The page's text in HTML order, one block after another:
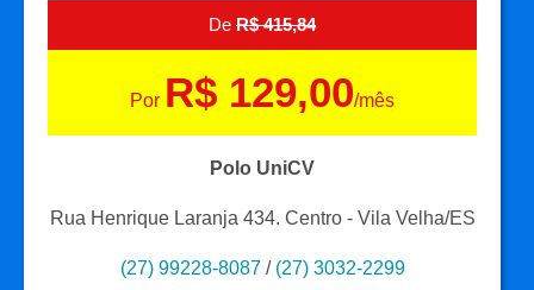
De R$ 415,84
Por R$ 129,00/mês
Polo UniCV
Rua Henrique Laranja 434. Centro - Vila Velha/ES
(27) 99228-8087/ (27) 3032-2299